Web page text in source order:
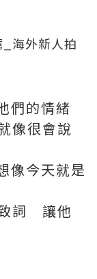
們的情緒
像很會說
像今天就是
詞 讓他